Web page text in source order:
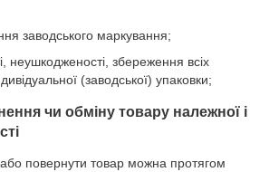
заводського маркування;
неушкодженості, збереження всіх
(заводської) упаковки;
чи обміну товару належної і
повернути товар можна протягом